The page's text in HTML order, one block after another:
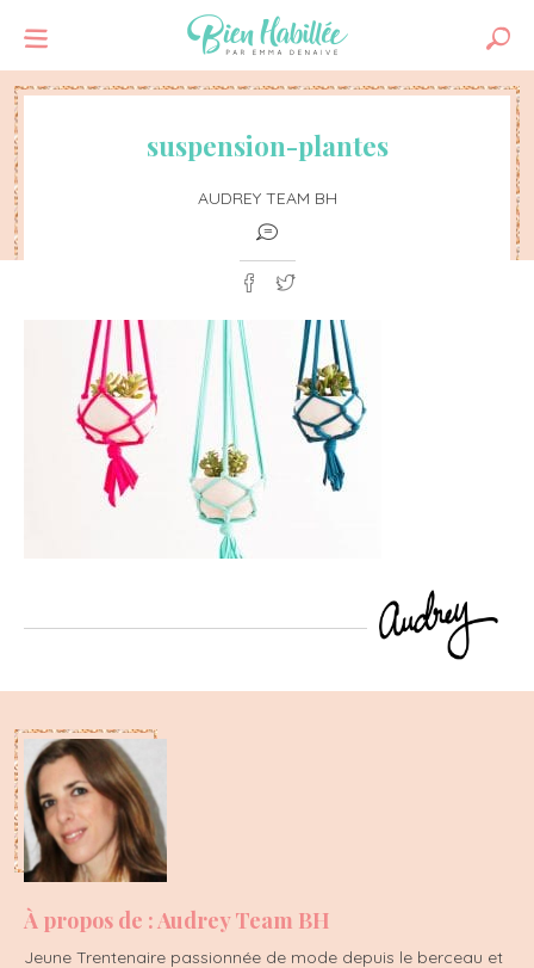
suspension-plantes
AUDREY TEAM BH
À propos de : Audrey Team BH
Jeune Trentenaire passionnée de mode depuis le berceau et